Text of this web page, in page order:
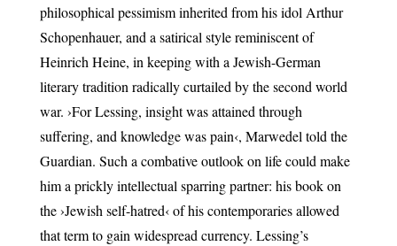
philosophical pessimism inherited from his idol Arthur
Schopenhauer, and a satirical style reminiscent of
Heinrich Heine, in keeping with a Jewish-German
literary tradition radically curtailed by the second world
war. ›For Lessing, insight was attained through
suffering, and knowledge was pain‹, Marwedel told the
Guardian. Such a combative outlook on life could make
him a prickly intellectual sparring partner: his book on
the ›Jewish self-hatred‹ of his contemporaries allowed
that term to gain widespread currency. Lessing’s